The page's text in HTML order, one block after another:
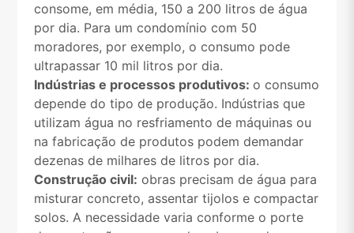
consome, em média, 150 a 200 litros de água
por dia. Para um condomínio com 50
moradores, por exemplo, o consumo pode
ultrapassar 10 mil litros por dia.
Indústrias e processos produtivos: o consumo
depende do tipo de produção. Indústrias que
utilizam água no resfriamento de máquinas ou
na fabricação de produtos podem demandar
dezenas de milhares de litros por dia.
Construção civil: obras precisam de água para
misturar concreto, assentar tijolos e compactar
solos. A necessidade varia conforme o porte